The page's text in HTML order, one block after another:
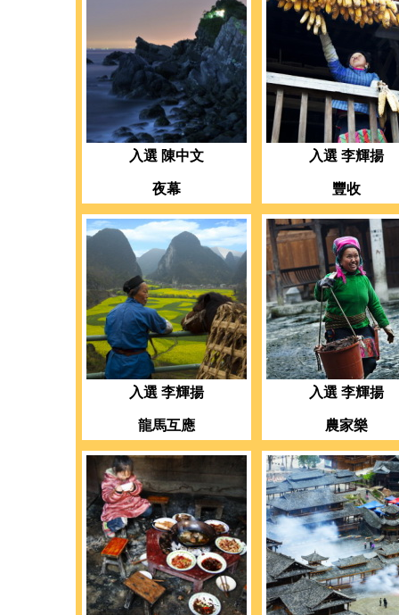
入選 陳中文
夜幕
入選 李輝揚
豐收
入選 李輝揚
龍馬互應
入選 李輝揚
農家樂